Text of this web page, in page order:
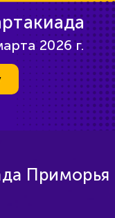
2026 г.
Приморья